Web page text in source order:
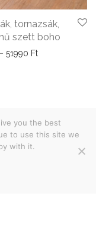
tornazsák,
szett boho
– 51990 FtÁrtartomány:
you the best
to use this site we
with it.